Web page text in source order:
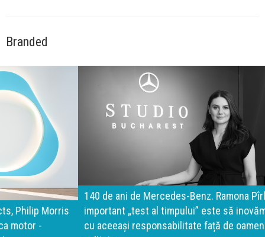
Branded
140 de ani de Mercedes-Benz. Ramona Pîrlog: Cel mai
important „test al timpului” este să inovăm constant, dar
cu aceeași responsabilitate față de oameni, siguranță și